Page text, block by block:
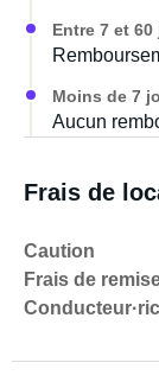
Entre 7 et
Moins de 7
Aucun
Frais de
Caution
Frais de